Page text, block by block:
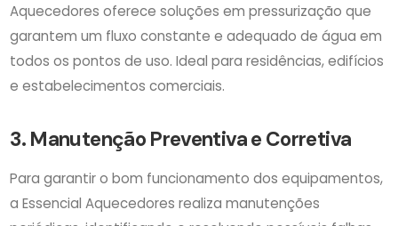
Aquecedores oferece soluções em pressurização que
garantem um fluxo constante e adequado de água em
todos os pontos de uso. Ideal para residências, edifícios
e estabelecimentos comerciais.
3. Manutenção Preventiva e Corretiva
Para garantir o bom funcionamento dos equipamentos,
a Essencial Aquecedores realiza manutenções